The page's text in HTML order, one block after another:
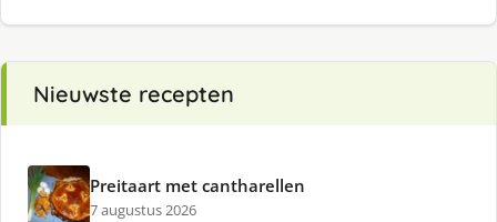
Nieuwste recepten
Preitaart met cantharellen
7 augustus 2026